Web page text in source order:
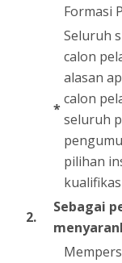
Formasi
*
Seluruh
calon
alasan
calon
seluruh
pilihan
2.
Sebagai